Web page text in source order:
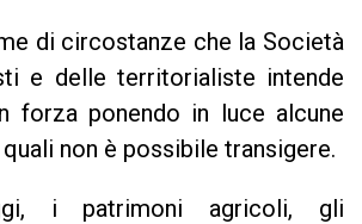
di circostanze che la Società
e delle territorialiste intende
forza ponendo in luce alcune
non è possibile transigere.
i patrimoni agricoli, gli